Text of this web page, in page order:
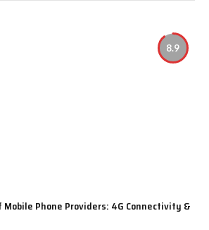
8.9
Mobile Phone Providers: 4G Connectivity &